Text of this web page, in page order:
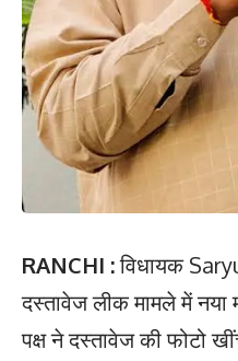
RANCHI :विधायक
दस्तावेज लीक मामले में
पक्ष ने दस्तावेज की फोटो